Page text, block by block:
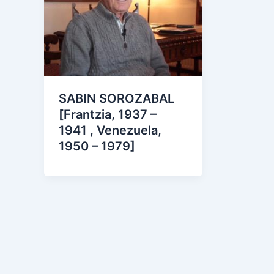
SABIN SOROZABAL
[Frantzia, 1937 –
1941 , Venezuela,
1950 – 1979]